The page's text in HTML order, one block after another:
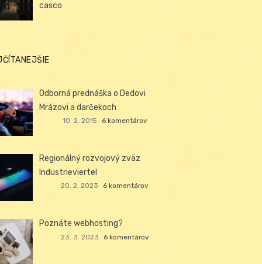
casco
Odborná prednáška o Dedovi
Mrázovi a darčekoch
10. 2. 2015 6 komentárov
Regionálný rozvojový zväz
Industrieviertel
20. 2. 2023 6 komentárov
Poznáte webhosting?
23. 3. 2023 6 komentárov